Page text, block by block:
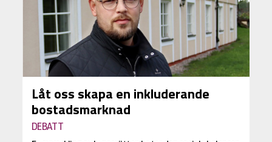
Låt oss skapa en inkluderande
bostadsmarknad
DEBATT